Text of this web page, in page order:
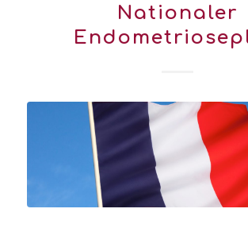
Nationaler